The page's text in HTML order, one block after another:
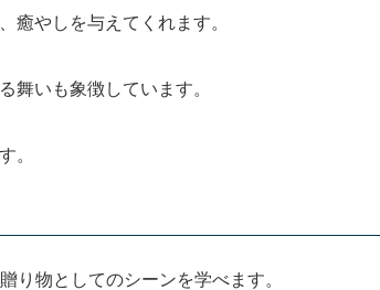
癒やしを与えてくれます。
舞いも象徴しています。
。
り物としてのシーンを学べます。